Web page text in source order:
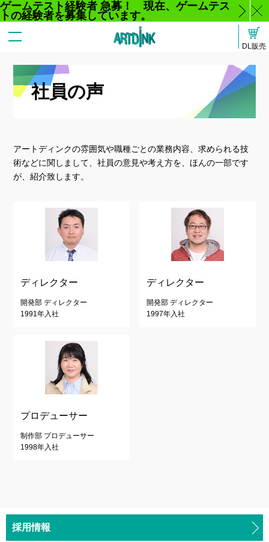
ゲームテスト経験者 急募！ 現在、ゲームテス
トの経験者を募集しています。
じ
DL販売
社員の声
アートディンクの雰囲気や職種ごとの業務内容、求められる技
術などに関しまして、社員の意見や考え方を、ほんの一部です
が、紹介致します。
ディレクター
開発部 ディレクター
1991年入社
ディレクター
開発部 ディレクター
1997年入社
プロデューサー
制作部 プロデューサー
1998年入社
採用情報